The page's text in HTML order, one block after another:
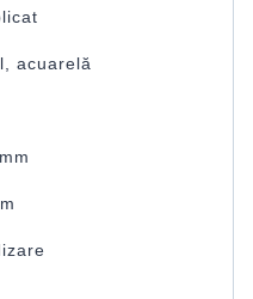
acuarelă